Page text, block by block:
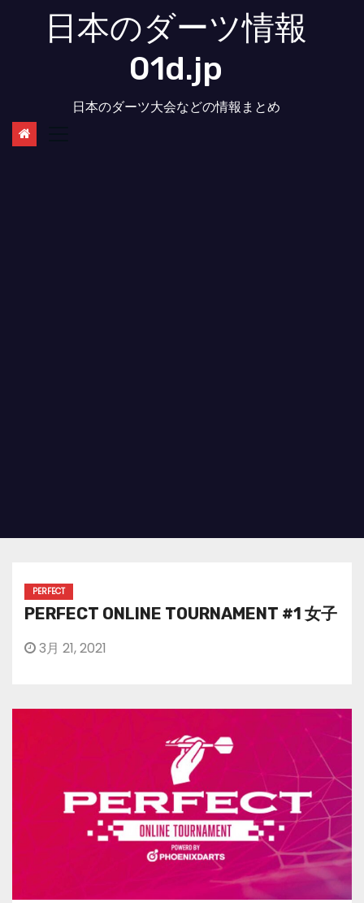
日本のダーツ情報
01d.jp
日本のダーツ大会などの情報まとめ
PERFECT
PERFECT ONLINE TOURNAMENT #1 女子
3月 21, 2021